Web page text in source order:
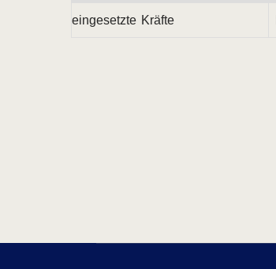
eingesetzte Kräfte